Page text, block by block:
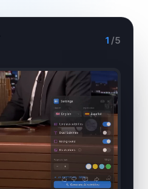
1 /5